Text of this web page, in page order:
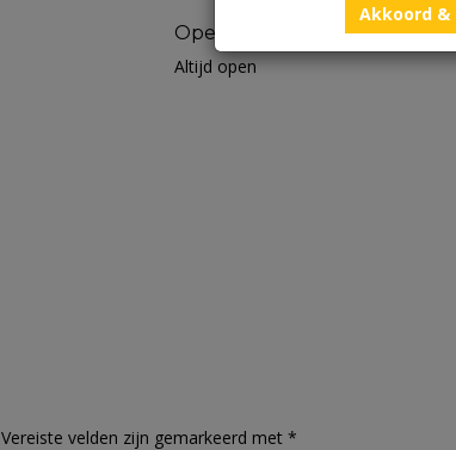
Openingstijden
Altijd open
Vereiste velden zijn gemarkeerd met *
Akkoord &